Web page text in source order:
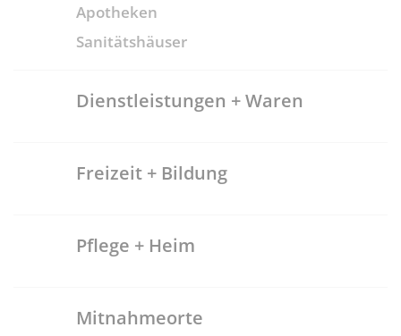
Apotheken
Sanitätshäuser
Dienstleistungen + Waren
Freizeit + Bildung
Pflege + Heim
Mitnahmeorte